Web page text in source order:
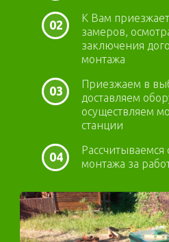
02
К Вам
замеров,
заключения
монтажа
03
Приезжаем в
доставляем
осуществляем
станции
04
Рассчитываемся
монтажа за